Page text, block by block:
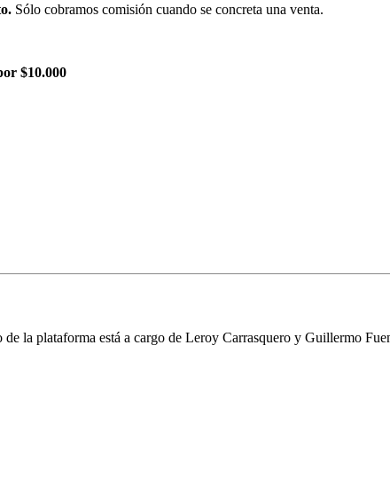
Sólo cobramos comisión cuando se concreta una venta.
$10.000
de la plataforma está a cargo de Leroy Carrasquero y Guillermo